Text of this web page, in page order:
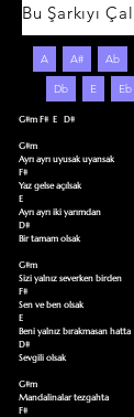
A A# Ab
Db E Eb
G#m F#  E   D#
G#m
Ayrı ayrı uyusak uyansak
F#
Yaz gelse açılsak
E
Ayrı ayrı iki yarımdan
D#
Bir tamam olsak
G#m
Sizi yalnız severken birden
F#
Sen ve ben olsak
E
Beni yalnız bırakmasan hatta
D#
Sevgili olsak
G#m
Mandalinalar tezgahta
F#